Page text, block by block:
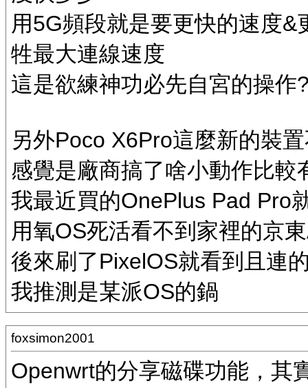
用5G頻段就是要更快的速度
牲最大連線速度
這是欲練神功必先自宮的操作
另外Poco X6Pro這麼新的裝
感覺是廠商搞了啥小動作比較
我最近買的OnePlus Pad Pro
用氧OS死活看不到家裡的京
後來刷了PixelOS就看到且連
我推測是某派OS的鍋
foxsimon2001
Openwrt的分享磁碟功能，其